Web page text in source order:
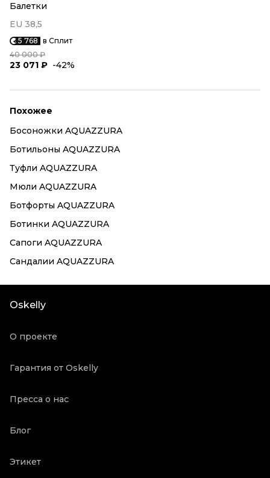
Балетки
EU 38,5
5 768 в Сплит
40 000 ₽
23 071 ₽ -42%
Похожее
Босоножки AQUAZZURA
Ботильоны AQUAZZURA
Туфли AQUAZZURA
Мюли AQUAZZURA
Ботфорты AQUAZZURA
Ботинки AQUAZZURA
Сапоги AQUAZZURA
Сандалии AQUAZZURA
Oskelly
О проекте
Гарантия от Oskelly
Пресса о нас
Блог
Этикет